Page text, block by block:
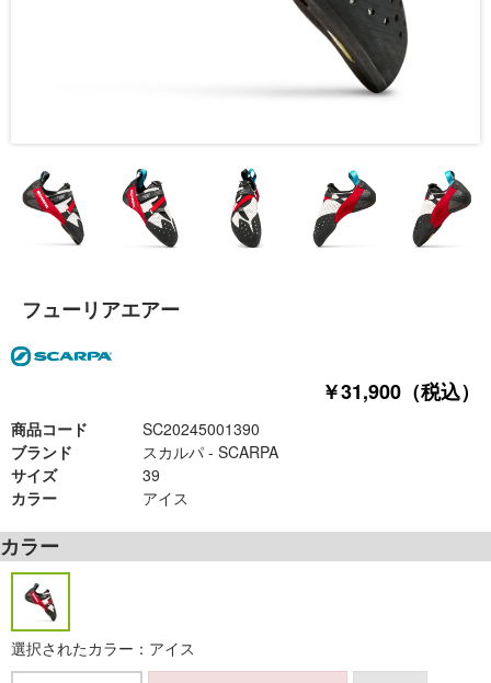
フューリアエアー
￥31,900（税込）
商品コード
SC20245001390
ブランド
スカルパ - SCARPA
サイズ
39
カラー
アイス
カラー
選択されたカラー：アイス